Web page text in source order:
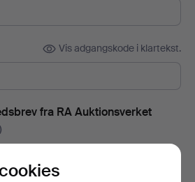
Vis adgangskode i klartekst.
fra RA Auktionsverket
invitationer til events og
kan du nemt afslutte abonnementet.